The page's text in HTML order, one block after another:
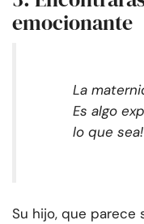
emocionante
La
Es algo
lo que sea!
Su hijo, que parece